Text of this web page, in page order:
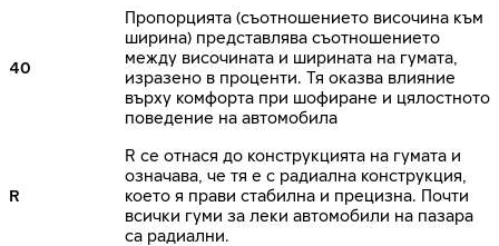
40
Пропорцията (съотношението височина към
ширина) представлява съотношението
между височината и ширината на гумата,
изразено в проценти. Тя оказва влияние
върху комфорта при шофиране и цялостното
поведение на автомобила
R
R се отнася до конструкцията на гумата и
означава, че тя е с радиална конструкция,
което я прави стабилна и прецизна. Почти
всички гуми за леки автомобили на пазара
са радиални.